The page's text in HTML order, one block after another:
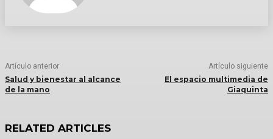
Artículo anterior
Salud y bienestar al alcance
de la mano
Artículo siguiente
El espacio multimedia de
Giaquinta
RELATED ARTICLES